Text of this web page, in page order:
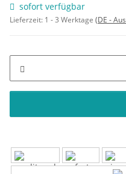
sofort verfügbar
Lieferzeit: 1 - 3 Werktage (DE -